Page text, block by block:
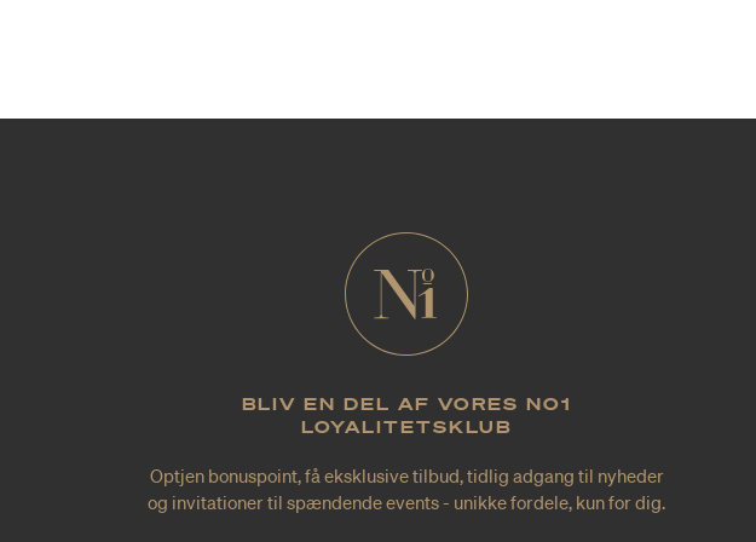
BLIV EN DEL AF VORES NO1
LOYALITETSKLUB
Optjen bonuspoint, få eksklusive tilbud, tidlig adgang til nyheder
og invitationer til spændende events - unikke fordele, kun for dig.